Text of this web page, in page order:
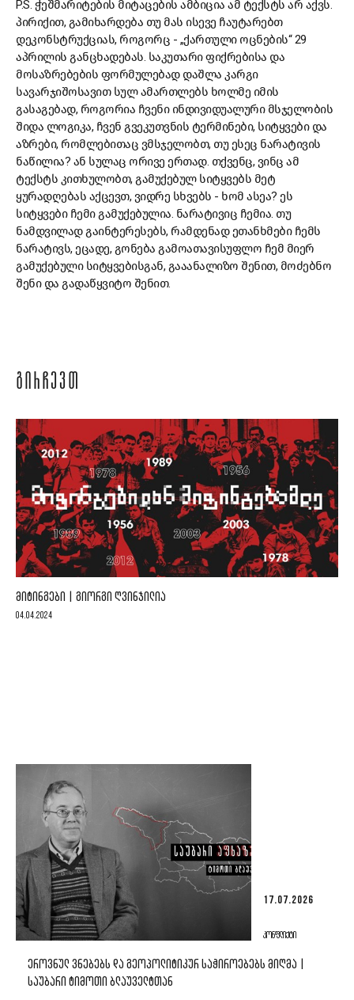
P.S. ჭეშმარიტების მიტაცების ამბიცია ამ ტექსტს არ აქვს.
პირიქით, გამიხარდება თუ მას ისევე ჩაუტარებთ
დეკონსტრუქციას, როგორც - „ქართული ოცნების“ 29
აპრილის განცხადებას. საკუთარი ფიქრებისა და
მოსაზრებების ფორმულებად დაშლა კარგი
სავარჯიშოსავით სულ ამართლებს ხოლმე იმის
გასაგებად, როგორია ჩვენი ინდივიდუალური მსჯელობის
შიდა ლოგიკა, ჩვენ გვეკუთვნის ტერმინები, სიტყვები და
აზრები, რომლებითაც ვმსჯელობთ, თუ ესეც ნარატივის
ნაწილია? ან სულაც ორივე ერთად. თქვენც, ვინც ამ
ტექსტს კითხულობთ, გამუქებულ სიტყვებს მეტ
ყურადღებას აქცევთ, ვიდრე სხვებს - ხომ ასეა? ეს
სიტყვები ჩემი გამუქებულია. ნარატივიც ჩემია. თუ
ნამდვილად გაინტერესებს, რამდენად ეთანხმები ჩემს
ნარატივს, ეცადე, გონება გამოათავისუფლო ჩემ მიერ
გამუქებული სიტყვებისგან, გააანალიზო შენით, მოძებნო
შენი და გადაწყვიტო შენით.
ᲒᲘᲠᲩᲔᲕᲗ
ᲛᲘᲢᲘᲜᲒᲔᲑᲘ | ᲒᲘᲝᲠᲒᲘ ᲦᲕᲘᲜᲯᲘᲚᲘᲐ
04.04.2024
17.07.2026
ᲙᲝᲜᲤᲚᲘᲥᲢᲘ
ᲔᲠᲝᲕᲜᲣᲚ ᲕᲜᲔᲑᲔᲑᲡ ᲓᲐ ᲒᲔᲝᲞᲝᲚᲘᲢᲘᲙᲣᲠ ᲡᲐᲭᲘᲠᲝᲔᲑᲔᲑᲡ ᲛᲘᲦᲛᲐ |
ᲡᲐᲣᲑᲐᲠᲘ ᲢᲘᲛᲝᲗᲘ ᲑᲚᲐᲣᲕᲔᲚᲢᲗᲐᲜ